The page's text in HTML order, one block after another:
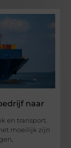
naar
en transport.
moeilijk zijn